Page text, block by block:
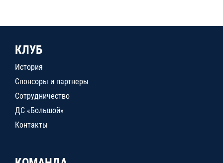
КЛУБ
История
Спонсоры и партнеры
Сотрудничество
ДС «Большой»
Контакты